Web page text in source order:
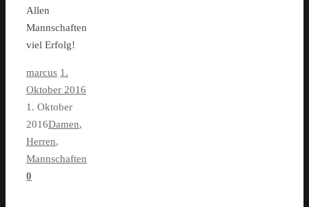
Allen
Mannschaften
viel Erfolg!
marcus 1.
Oktober 2016
1. Oktober
2016Damen,
Herren,
Mannschaften
0